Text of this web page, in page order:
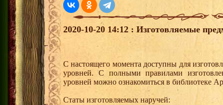
2020-10-20 14:12 : Изготовляемые
С настоящего момента доступны для
уровней. С полными правилами
уровней можно ознакомиться в библиотеке
Статы изготовляемых наручей: